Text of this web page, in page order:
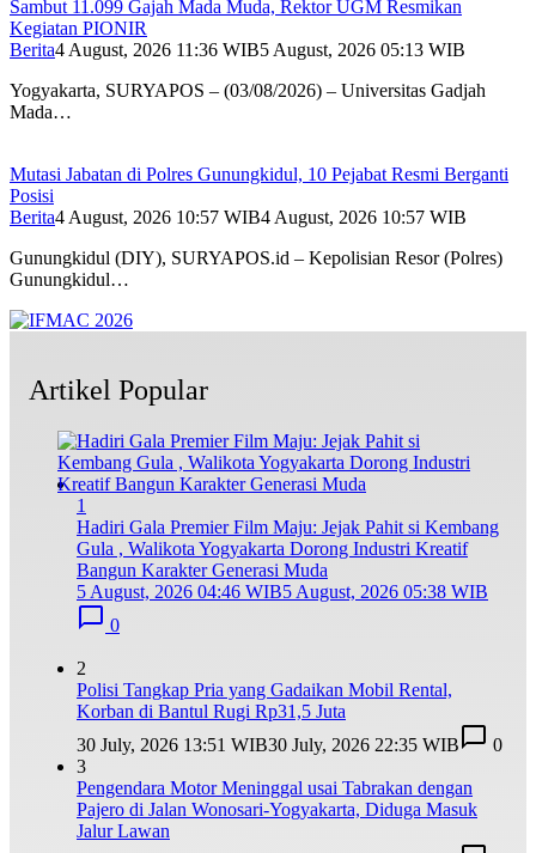
Sambut 11.099 Gajah Mada Muda, Rektor UGM Resmikan
Kegiatan PIONIR
Berita4 August, 2026 11:36 WIB5 August, 2026 05:13 WIB
Yogyakarta, SURYAPOS – (03/08/2026) – Universitas Gadjah
Mada…
Mutasi Jabatan di Polres Gunungkidul, 10 Pejabat Resmi Berganti
Posisi
Berita4 August, 2026 10:57 WIB4 August, 2026 10:57 WIB
Gunungkidul (DIY), SURYAPOS.id – Kepolisian Resor (Polres)
Gunungkidul…
Artikel Popular
1
Hadiri Gala Premier Film Maju: Jejak Pahit si Kembang
Gula , Walikota Yogyakarta Dorong Industri Kreatif
Bangun Karakter Generasi Muda
5 August, 2026 04:46 WIB5 August, 2026 05:38 WIB
0
2
Polisi Tangkap Pria yang Gadaikan Mobil Rental,
Korban di Bantul Rugi Rp31,5 Juta
30 July, 2026 13:51 WIB30 July, 2026 22:35 WIB
0
3
Pengendara Motor Meninggal usai Tabrakan dengan
Pajero di Jalan Wonosari-Yogyakarta, Diduga Masuk
Jalur Lawan